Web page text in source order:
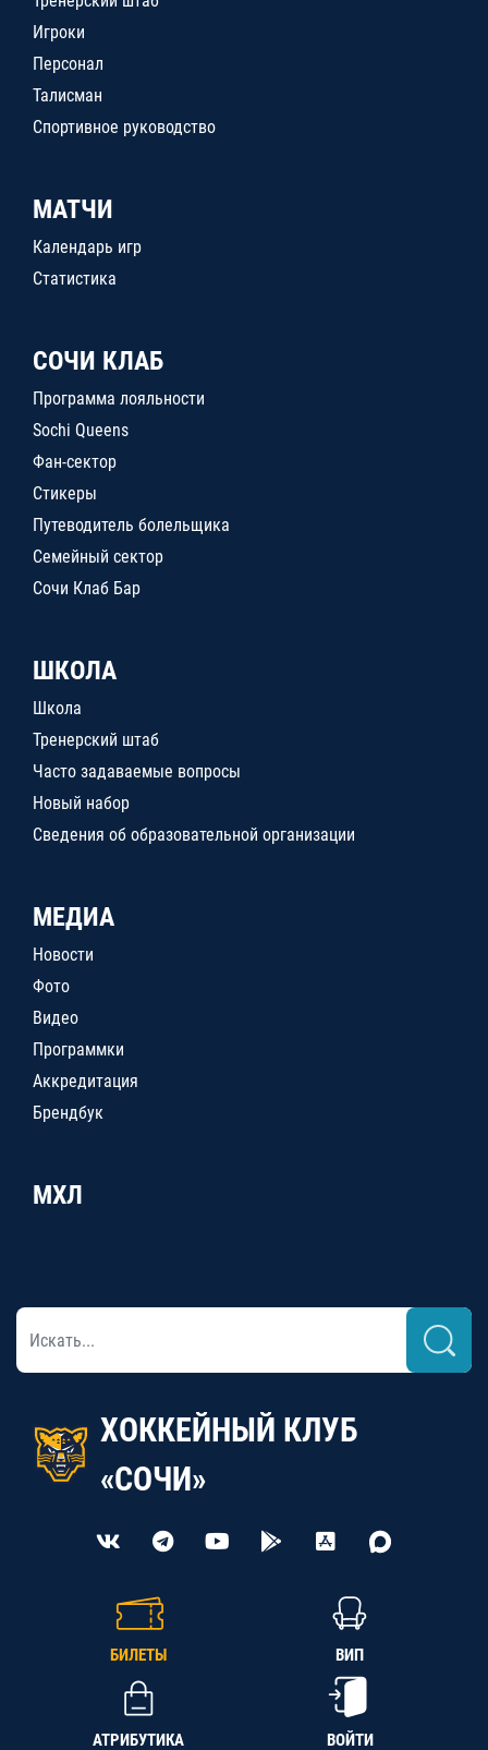
Игроки
Персонал
Талисман
Спортивное руководство
МАТЧИ
Календарь игр
Статистика
СОЧИ КЛАБ
Программа лояльности
Sochi Queens
Фан-сектор
Стикеры
Путеводитель болельщика
Семейный сектор
Сочи Клаб Бар
ШКОЛА
Школа
Тренерский штаб
Часто задаваемые вопросы
Новый набор
Сведения об образовательной организации
МЕДИА
Новости
Фото
Видео
Программки
Аккредитация
Брендбук
МХЛ
ХОККЕЙНЫЙ КЛУБ
«СОЧИ»
БИЛЕТЫ ВИП
АТРИБУТИКА ВОЙТИ